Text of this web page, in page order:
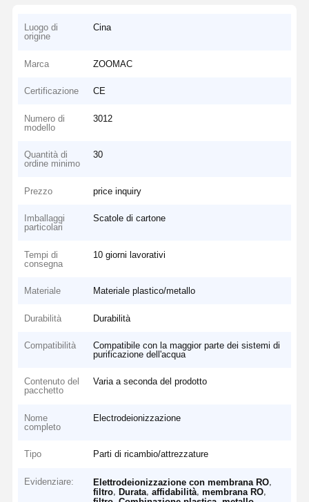
Luogo di
origine
Cina
Marca ZOOMAC
Certificazione CE
Numero di
modello
3012
Quantità di
ordine minimo
30
Prezzo price inquiry
Imballaggi
particolari
Scatole di cartone
Tempi di
consegna
10 giorni lavorativi
Materiale Materiale plastico/metallo
Durabilità Durabilità
Compatibilità
Compatibile con la maggior parte dei sistemi di
purificazione dell'acqua
Contenuto del
pacchetto
Varia a seconda del prodotto
Nome
completo
Electrodeionizzazione
Tipo Parti di ricambio/attrezzature
Evidenziare: Elettrodeionizzazione con membrana RO
filtro ,Durata ,affidabilità ,membrana RO